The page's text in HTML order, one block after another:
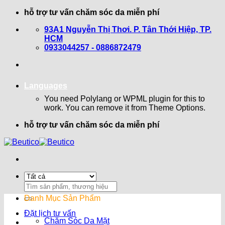
hỗ trợ tư vấn chăm sóc da miễn phí
93A1 Nguyễn Thị Thơi. P. Tân Thới Hiệp, TP.
HCM
0933044257 - 0886872479
Languages
You need Polylang or WPML plugin for this to
work. You can remove it from Theme Options.
hỗ trợ tư vấn chăm sóc da miễn phí
Search
for:
Đặt lịch tư vấn
Danh Mục Sản Phẩm
Chăm Sóc Da Mặt